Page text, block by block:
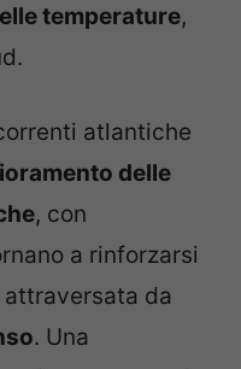
temperature,
atlantiche
delle
, con
a rinforzarsi
da
. Una